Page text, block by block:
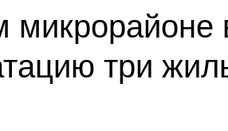
микрорайоне
три